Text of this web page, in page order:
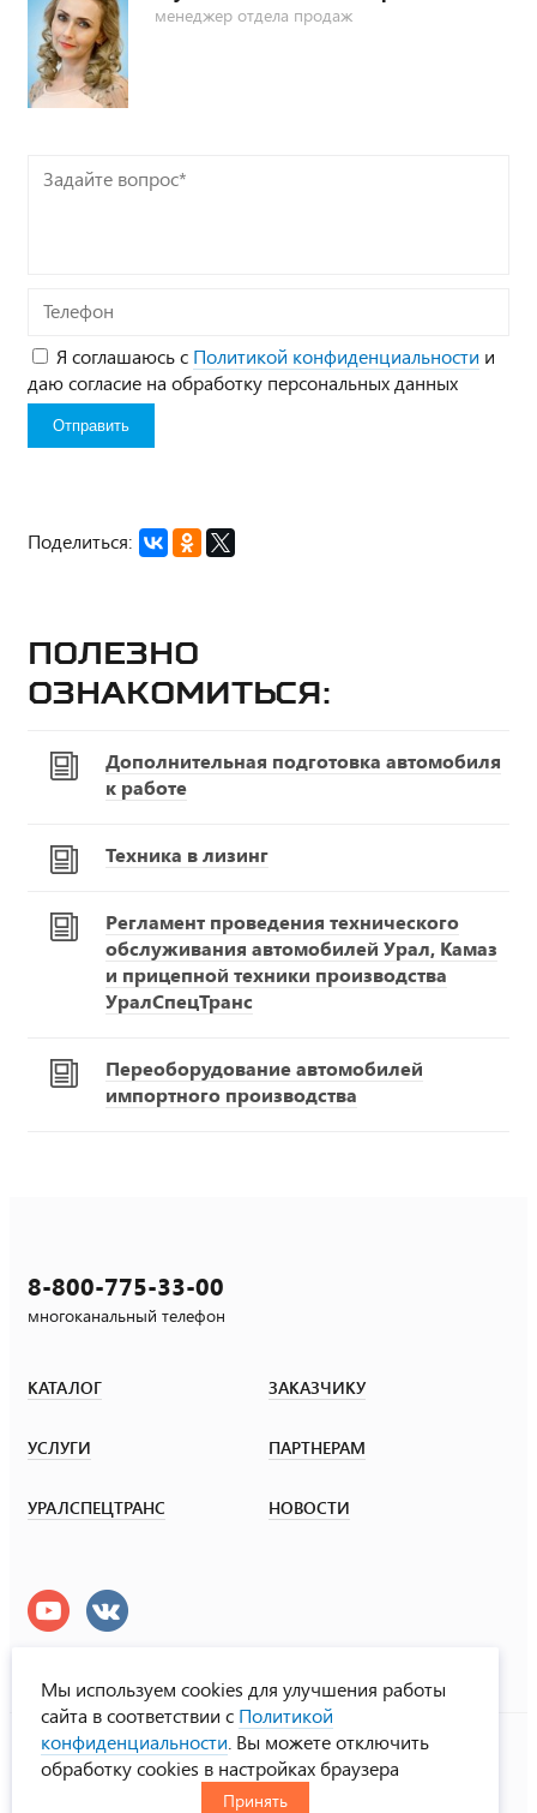
менеджер отдела продаж
Задайте
вопрос*
Телефон
Я соглашаюсь с Политикой конфиденциальности и
даю согласие на обработку персональных данных
Поделиться:
Полезно
ознакомиться:
Дополнительная подготовка автомобиля
к работе
Техника в лизинг
Регламент проведения технического
обслуживания автомобилей Урал, Камаз
и прицепной техники производства
УралСпецТранс
Переоборудование автомобилей
импортного производства
8-800-775-33-00
многоканальный телефон
КАТАЛОГ ЗАКАЗЧИКУ
УСЛУГИ ПАРТНЕРАМ
УРАЛСПЕЦТРАНС НОВОСТИ
УралСпецТранс
© ООО «Урал СТ», 2000-2026
Политика конфиденциальности
Мы используем cookies для улучшения работы
сайта в соответствии с Политикой
конфиденциальности . Вы можете отключить
обработку cookies в настройках браузера
Принять